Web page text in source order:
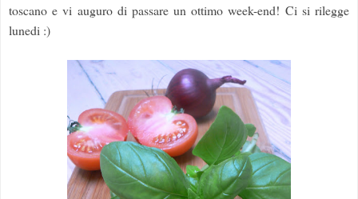
toscano e vi auguro di passare un ottimo week-end! Ci si rilegge
lunedi :)